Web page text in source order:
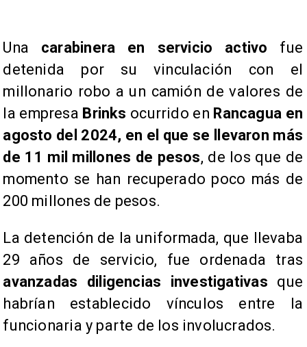
Una carabinera en servicio activo fue
detenida por su vinculación con el
millonario robo a un camión de valores de
la empresa Brinks ocurrido en Rancagua en
agosto del 2024, en el que se llevaron más
de 11 mil millones de pesos, de los que de
momento se han recuperado poco más de
200 millones de pesos.
La detención de la uniformada, que llevaba
29 años de servicio, fue ordenada tras
avanzadas diligencias investigativas que
habrían establecido vínculos entre la
funcionaria y parte de los involucrados.